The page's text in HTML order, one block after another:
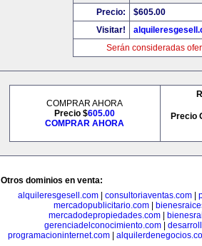
Precio:
$605.00
Visitar!
Serán consideradas
COMPRAR AHORA
Precio $605.00
COMPRAR AHORA
Precio
Otros dominios en venta:
alquileresgesell.com
consultoriaventas.com
mercadopublicitario.com|
mercadodepropiedades.com
gerenciadelconocimiento.com|
programacioninternet.com|